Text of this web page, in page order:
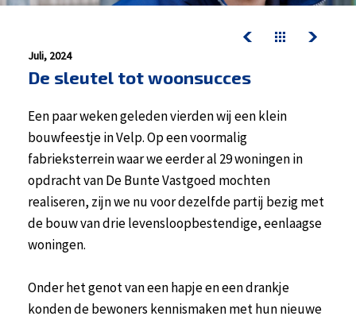
actueel
werken bij kelderman
downloads
Juli, 2024
De sleutel tot woonsucces
Een paar weken geleden vierden wij een klein
bouwfeestje in Velp. Op een voormalig
fabrieksterrein waar we eerder al 29 woningen in
opdracht van De Bunte Vastgoed mochten
realiseren, zijn we nu voor dezelfde partij bezig met
de bouw van drie levensloopbestendige, eenlaagse
woningen.
Onder het genot van een hapje en een drankje
konden de bewoners kennismaken met hun nieuwe